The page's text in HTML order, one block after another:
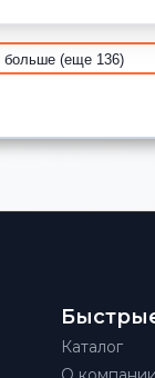
больше (еще 136)
Каталог